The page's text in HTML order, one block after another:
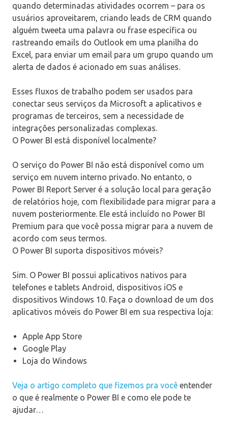
quando determinadas atividades ocorrem – para os
usuários aproveitarem, criando leads de CRM quando
alguém tweeta uma palavra ou frase específica ou
rastreando emails do Outlook em uma planilha do
Excel, para enviar um email para um grupo quando um
alerta de dados é acionado em suas análises.
Esses fluxos de trabalho podem ser usados ​​para
conectar seus serviços da Microsoft a aplicativos e
programas de terceiros, sem a necessidade de
integrações personalizadas complexas.
O Power BI está disponível localmente?
O serviço do Power BI não está disponível como um
serviço em nuvem interno privado. No entanto, o
Power BI Report Server é a solução local para geração
de relatórios hoje, com flexibilidade para migrar para a
nuvem posteriormente. Ele está incluído no Power BI
Premium para que você possa migrar para a nuvem de
acordo com seus termos.
O Power BI suporta dispositivos móveis?
Sim. O Power BI possui aplicativos nativos para
telefones e tablets Android, dispositivos iOS e
dispositivos Windows 10. Faça o download de um dos
aplicativos móveis do Power BI em sua respectiva loja:
Apple App Store
Google Play
Loja do Windows
Veja o artigo completo que fizemos pra você entender
o que é realmente o Power BI e como ele pode te
ajudar…